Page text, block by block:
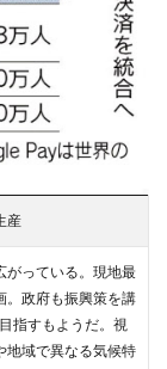
産
がっている。現地最
。政府も振興策を講
指すもようだ。視
地域で異なる気候特